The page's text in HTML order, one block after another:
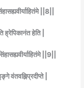
||8||
ह्रेपिकानंत हेति |
||9||
वंतवह्निप्रदीप्ते |